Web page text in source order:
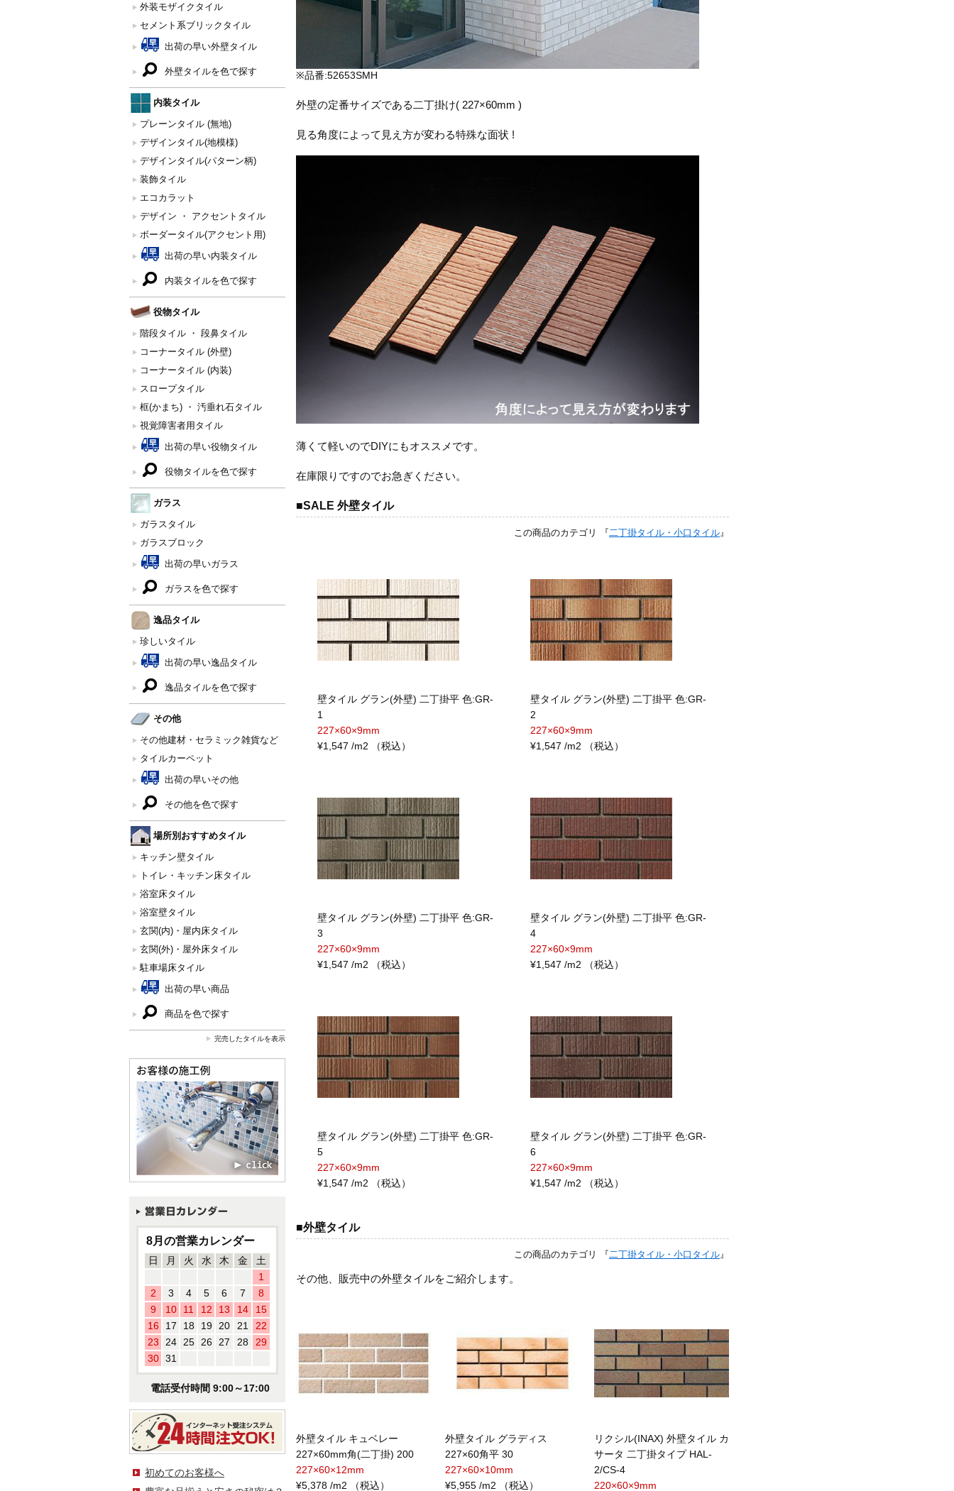
外装モザイクタイル
セメント系ブリックタイル
出荷の早い外壁タイル
外壁タイルを色で探す
内装タイル
プレーンタイル (無地)
デザインタイル(地模様)
デザインタイル(パターン柄)
装飾タイル
エコカラット
デザイン ・ アクセントタイル
ボーダータイル(アクセント用)
出荷の早い内装タイル
内装タイルを色で探す
役物タイル
階段タイル ・ 段鼻タイル
コーナータイル (外壁)
コーナータイル (内装)
スロープタイル
框(かまち) ・ 汚垂れ石タイル
視覚障害者用タイル
出荷の早い役物タイル
役物タイルを色で探す
ガラス
ガラスタイル
ガラスブロック
出荷の早いガラス
ガラスを色で探す
逸品タイル
珍しいタイル
出荷の早い逸品タイル
逸品タイルを色で探す
その他
その他建材・セラミック雑貨など
タイルカーペット
出荷の早いその他
その他を色で探す
場所別おすすめタイル
キッチン壁タイル
トイレ・キッチン床タイル
浴室床タイル
浴室壁タイル
玄関(内)・屋内床タイル
玄関(外)・屋外床タイル
駐車場床タイル
出荷の早い商品
商品を色で探す
完売したタイルを表示
8月の営業カレンダー
日 月 火 水 木 金
土
1
2
3 4 5 6 7
8
9
10 11 12 13 14
15
16
17 18 19 20 21
22
23
24 25 26 27 28
29
30 31
電話受付時間 9:00～17:00
初めてのお客様へ
※品番:52653SMH
外壁の定番サイズである二丁掛け( 227×60mm )
見る角度によって見え方が変わる特殊な面状 !
薄くて軽いのでDIYにもオススメです。
在庫限りですのでお急ぎください。
■SALE 外壁タイル
この商品のカテゴリ 『 二丁掛タイル・小口タイル』
壁タイル グラン(外壁) 二丁掛平 色:GR-
1
227×60×9mm
¥1,547 /m2 （税込）
壁タイル グラン(外壁) 二丁掛平 色:GR-
2
227×60×9mm
¥1,547 /m2 （税込）
壁タイル グラン(外壁) 二丁掛平 色:GR-
3
227×60×9mm
¥1,547 /m2 （税込）
壁タイル グラン(外壁) 二丁掛平 色:GR-
4
227×60×9mm
¥1,547 /m2 （税込）
壁タイル グラン(外壁) 二丁掛平 色:GR-
5
227×60×9mm
¥1,547 /m2 （税込）
壁タイル グラン(外壁) 二丁掛平 色:GR-
6
227×60×9mm
¥1,547 /m2 （税込）
■外壁タイル
この商品のカテゴリ 『 二丁掛タイル・小口タイル』
その他、販売中の外壁タイルをご紹介します。
外壁タイル キュベレー
227×60mm角(二丁掛) 200
227×60×12mm
¥5,378 /m2 （税込）
外壁タイル グラディス
227×60角平 30
227×60×10mm
¥5,955 /m2 （税込）
リクシル(INAX) 外壁タイル カ
サータ 二丁掛タイプ HAL-
2/CS-4
220×60×9mm